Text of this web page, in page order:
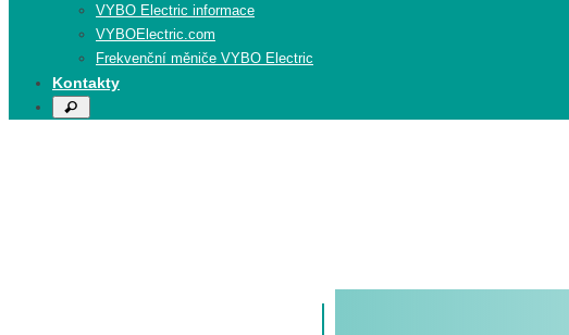
VYBO Electric informace
VYBOElectric.com
Frekvenční měniče VYBO Electric
Kontakty
Search
Search